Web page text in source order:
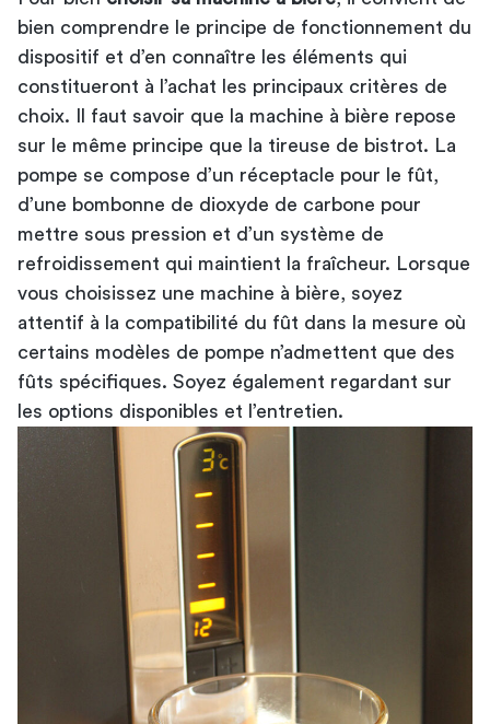
bien comprendre le principe de fonctionnement du
dispositif et d’en connaître les éléments qui
constitueront à l’achat les principaux critères de
choix. Il faut savoir que la machine à bière repose
sur le même principe que la tireuse de bistrot. La
pompe se compose d’un réceptacle pour le fût,
d’une bombonne de dioxyde de carbone pour
mettre sous pression et d’un système de
refroidissement qui maintient la fraîcheur. Lorsque
vous choisissez une machine à bière, soyez
attentif à la compatibilité du fût dans la mesure où
certains modèles de pompe n’admettent que des
fûts spécifiques. Soyez également regardant sur
les options disponibles et l’entretien.